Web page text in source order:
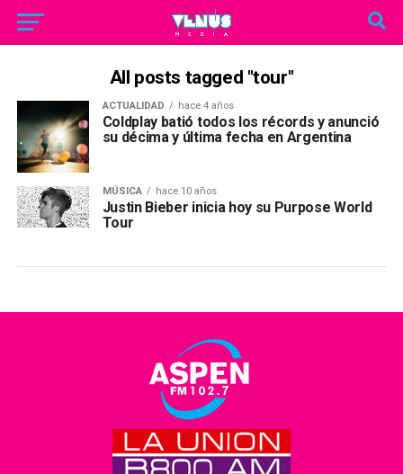
All posts tagged "tour"
ACTUALIDAD hace 4 años
Coldplay batió todos los récords y anunció
su décima y última fecha en Argentina
MÚSICA hace 10 años
Justin Bieber inicia hoy su Purpose World
Tour